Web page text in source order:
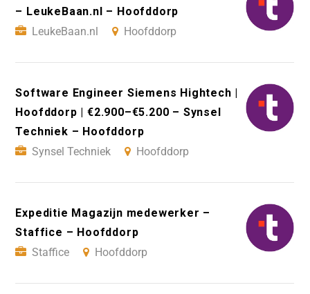
– LeukeBaan.nl – Hoofddorp
LeukeBaan.nl
Hoofddorp
Software Engineer Siemens Hightech |
Hoofddorp | €2.900–€5.200 – Synsel
Techniek – Hoofddorp
Synsel Techniek
Hoofddorp
Expeditie Magazijn medewerker –
Staffice – Hoofddorp
Staffice
Hoofddorp